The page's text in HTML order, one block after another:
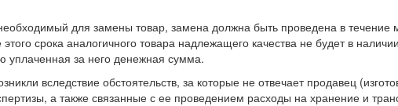
для замены товар, замена должна быть проведена в течение
срока аналогичного товара надлежащего качества не будет в
уплаченная за него денежная сумма.
вследствие обстоятельств, за которые не отвечает продавец
а также связанные с ее проведением расходы на хранение и